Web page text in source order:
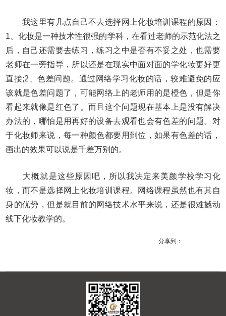
我这里有几点自己不去选择网上化妆培训课程的原因：
1、化妆是一种技术性很强的学科，在看过老师的示范化法之
后，自己还需要去练习，练习之中是否有不妥之处，也需要
老师在一旁指导，所以还是在现实中面对面的学化妆更好更
直接;2、色差问题。通过网络学习化妆的话，较难避免的应
该就是色差问题了，可能网络上的老师用的是橙色，但是你
看起来就像是红色了。而且这个问题现在基本上是没有解决
办法的，哪怕是用再好的设备去观看也会有色差的问题。对
于化妆师来说，每一种颜色都要用到位，如果有色差的话，
画出的效果可以说是千差万别的。
大概就是这些原因吧，所以我决定来美颜学校学习化
妆，而不是选择网上化妆培训课程。网络课程虽然也有其自
身的优势，但是就目前的网络技术水平来说，还是很难撼动
线下化妆教学的。
分享到：